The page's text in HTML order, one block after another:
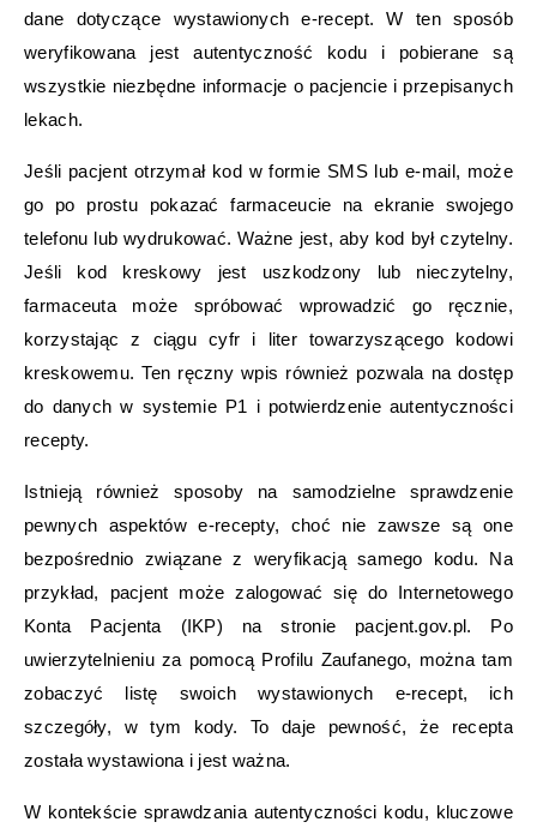
dane dotyczące wystawionych e-recept. W ten sposób
weryfikowana jest autentyczność kodu i pobierane są
wszystkie niezbędne informacje o pacjencie i przepisanych
lekach.
Jeśli pacjent otrzymał kod w formie SMS lub e-mail, może
go po prostu pokazać farmaceucie na ekranie swojego
telefonu lub wydrukować. Ważne jest, aby kod był czytelny.
Jeśli kod kreskowy jest uszkodzony lub nieczytelny,
farmaceuta może spróbować wprowadzić go ręcznie,
korzystając z ciągu cyfr i liter towarzyszącego kodowi
kreskowemu. Ten ręczny wpis również pozwala na dostęp
do danych w systemie P1 i potwierdzenie autentyczności
recepty.
Istnieją również sposoby na samodzielne sprawdzenie
pewnych aspektów e-recepty, choć nie zawsze są one
bezpośrednio związane z weryfikacją samego kodu. Na
przykład, pacjent może zalogować się do Internetowego
Konta Pacjenta (IKP) na stronie pacjent.gov.pl. Po
uwierzytelnieniu za pomocą Profilu Zaufanego, można tam
zobaczyć listę swoich wystawionych e-recept, ich
szczegóły, w tym kody. To daje pewność, że recepta
została wystawiona i jest ważna.
W kontekście sprawdzania autentyczności kodu, kluczowe